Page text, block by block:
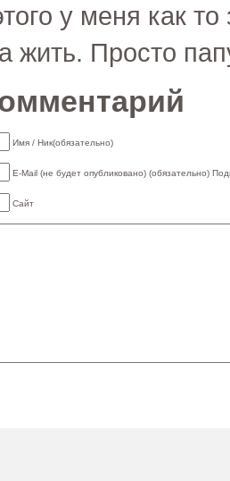
у меня как
жить. Просто
Имя / Ник(обязательно)
E-Mail (не будет опубликовано) (обязательно)
Сайт